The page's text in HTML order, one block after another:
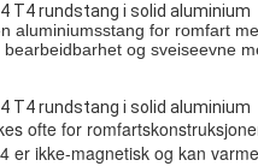
T4 rundstang i solid aluminium
aluminiumsstang for romfart
bearbeidbarhet og sveiseevne
T4 rundstang i solid aluminium
ofte for
er ikke-magnetisk og kan